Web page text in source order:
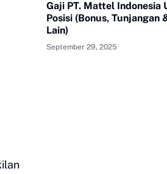
Gaji PT. Mattel Indonesia
Posisi (Bonus, Tunjangan
Lain)
September 29, 2025